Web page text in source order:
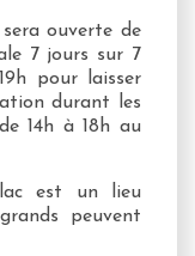
ouverte de
7 jours sur 7
pour laisser
durant les
14h à 18h au
est un lieu
peuvent